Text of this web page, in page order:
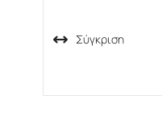
Σύγκριση